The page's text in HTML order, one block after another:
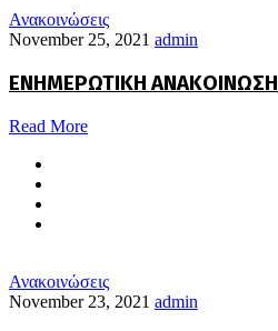
Ανακοινώσεις
November 25, 2021 admin
ΕΝΗΜΕΡΩΤΙΚΗ ΑΝΑΚΟΙΝΩΣΗ
Read More
Ανακοινώσεις
November 23, 2021 admin